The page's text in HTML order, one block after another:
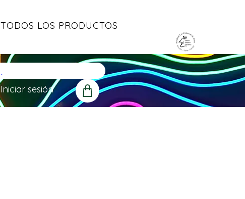
TODOS LOS PRODUCTOS
Iniciar sesión